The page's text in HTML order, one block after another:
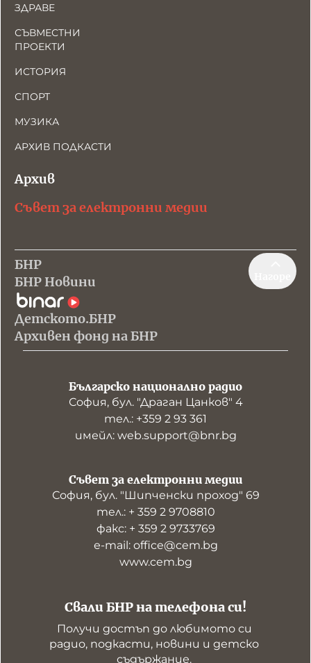
ЗДРАВЕ
СЪВМЕСТНИ
ПРОЕКТИ
ИСТОРИЯ
СПОРТ
МУЗИКА
АРХИВ ПОДКАСТИ
Архив
Съвет за електронни медии
БНР
БНР Новини
Детското.БНР
Архивен фонд на БНР
Българско национално радио
София, бул. "Драган Цанков" 4
тел.: +359 2 93 361
имейл: web.support@bnr.bg
Свали БНР на телефона си!
Получи достъп до любимото си
радио, подкасти, новини и детско
съдържание.
Съвет за електронни медии
София, бул. "Шипченски проход" 69
тел.: + 359 2 9708810
факс: + 359 2 9733769
е-mail: office@cem.bg
www.cem.bg